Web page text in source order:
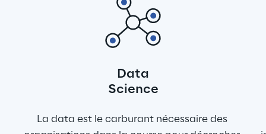
Data
Science
La data est le carburant nécessaire des